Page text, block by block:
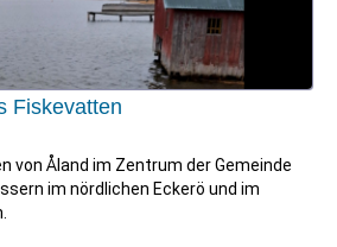
Fiskevatten
von Åland im Zentrum der Gemeinde
im nördlichen Eckerö und im